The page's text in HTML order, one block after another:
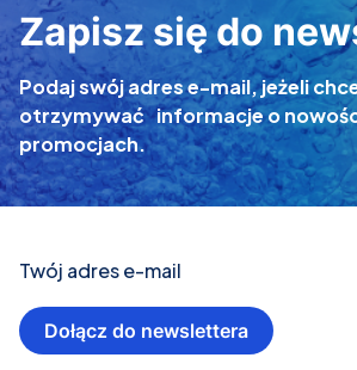
Zapisz się do
Podaj swój adres e-mail, jeżeli
otrzymywać informacje o
promocjach.
Twój adres e-mail
Dołącz do newslettera